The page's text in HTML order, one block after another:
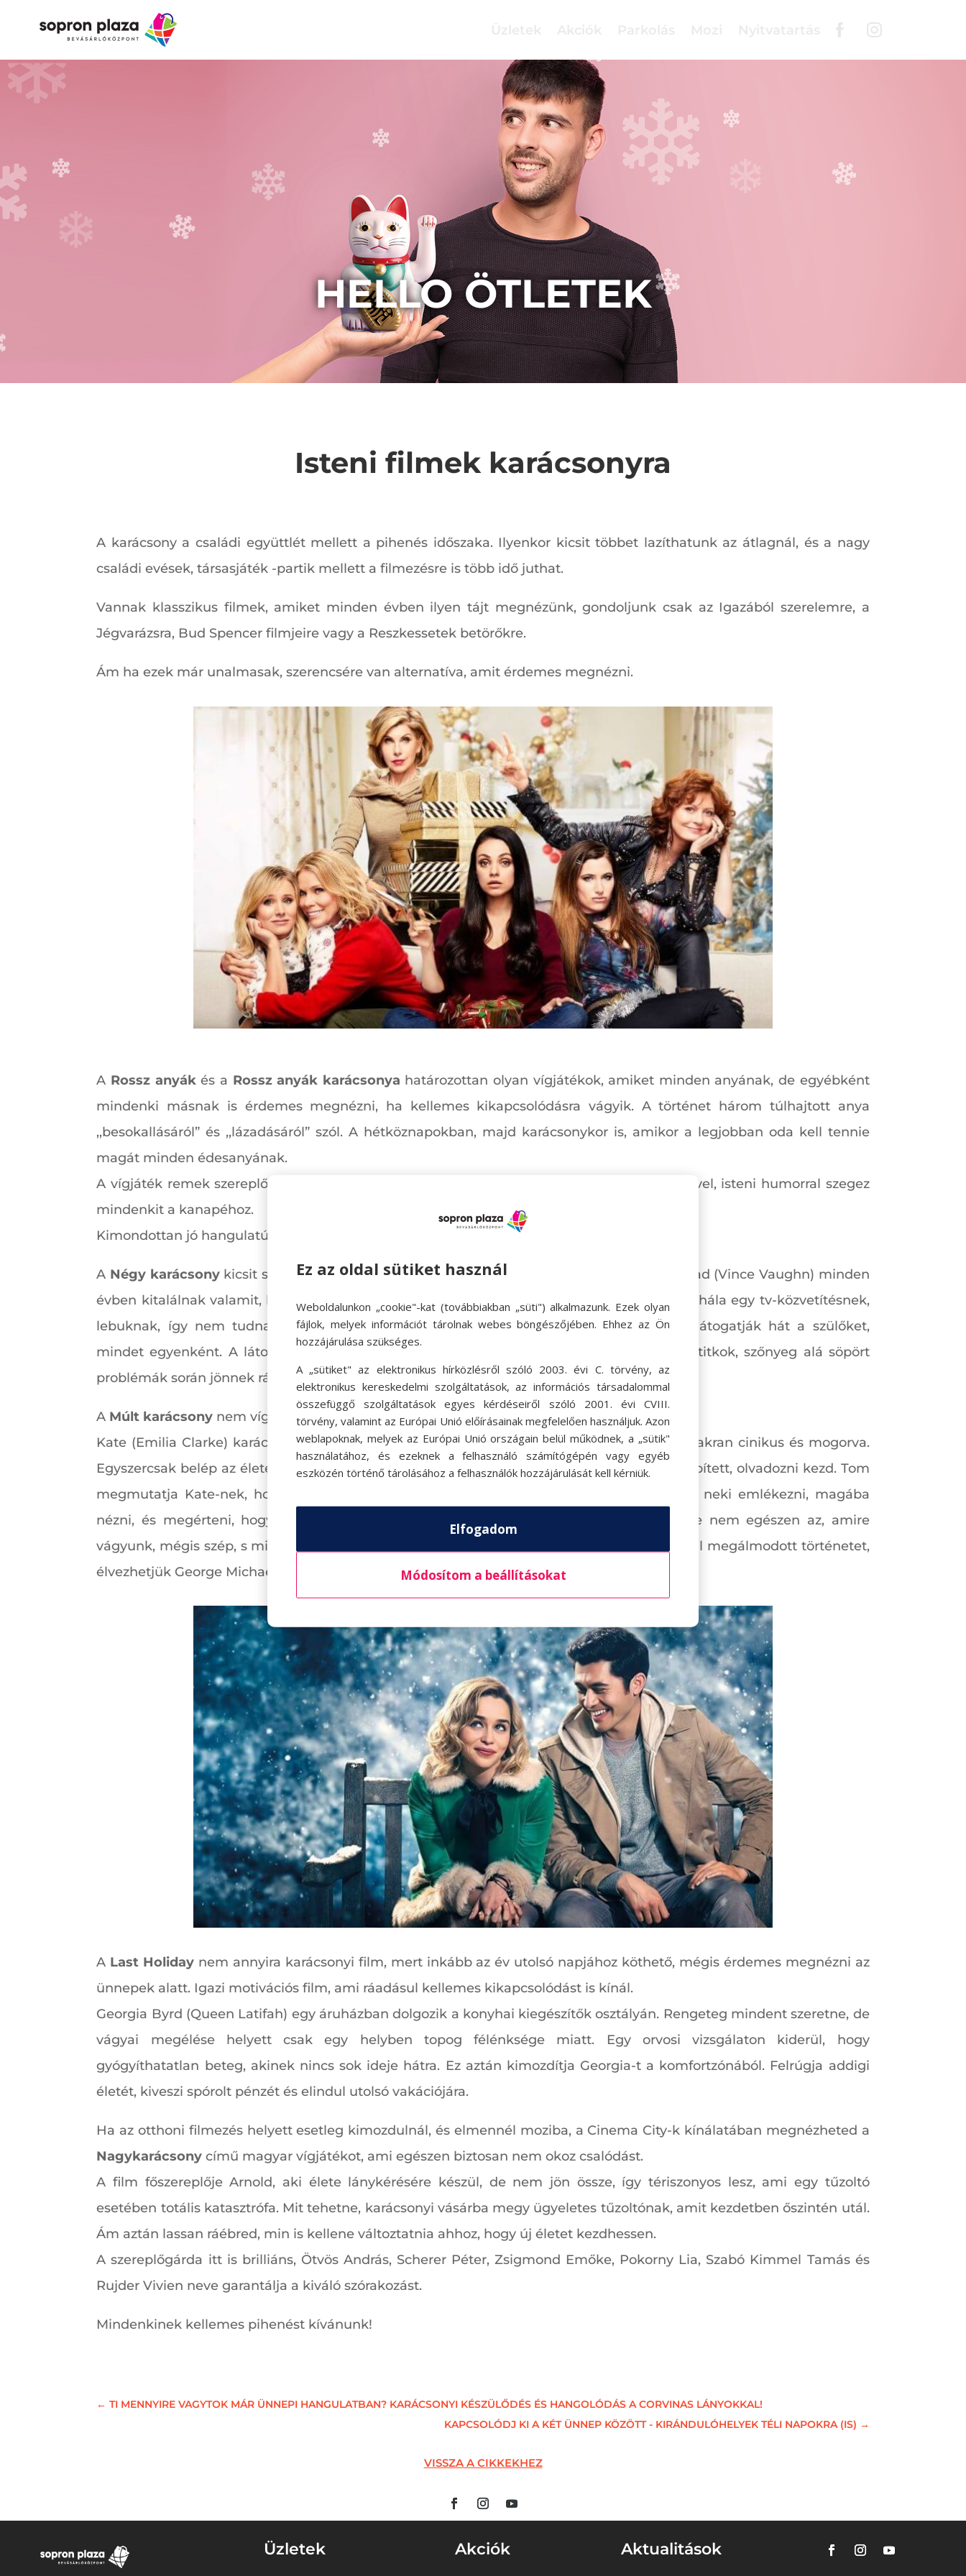
HELLO ÖTLETEK
Isteni filmek karácsonyra
A karácsony a családi együttlét mellett a pihenés időszaka. Ilyenkor kicsit többet lazíthatunk az átlagnál, és a nagy
családi evések, társasjáték -partik mellett a filmezésre is több idő juthat.
Vannak klasszikus filmek, amiket minden évben ilyen tájt megnézünk, gondoljunk csak az Igazából szerelemre, a
Jégvarázsra, Bud Spencer filmjeire vagy a Reszkessetek betörőkre.
Ám ha ezek már unalmasak, szerencsére van alternatíva, amit érdemes megnézni.
A Rossz anyákés a Rossz anyák karácsonya határozottan olyan vígjátékok, amiket minden anyának, de egyébként
mindenki másnak is érdemes megnézni, ha kellemes kikapcsolódásra vágyik. A történet három túlhajtott anya
,,besokallásáról” és ,,lázadásáról” szól. A hétköznapokban, majd karácsonykor is, amikor a legjobban oda kell tennie
magát minden édesanyának.
A vígjáték remek szereplőgárdával – Mila Kunis, Kathryn Hahn és Kristen Bell főszereplésével, isteni humorral szegez
mindenkit a kanapéhoz.
Kimondottan jó hangulatú filmek, amik jól esnek egy kis bejgli mellé.
A Négy karácsonykicsit szórakoztat, kicsit elgondolkodtat. Kate (Reese Witherspoon) és Brad (Vince Vaughn) minden
évben kitalálnak valamit, hogy ne kelljen részt venniük a családi karácsonyokon. Ám most, hála egy tv-közvetítésnek,
lebuknak, így nem tudnak hazugsággal meglógni. Kénytelenek ellátogatni haza. Végiglátogatják hát a szülőket,
mindet egyenként. A látogatások során rengeteg mindennel kell szembesülniük. Családi titkok, szőnyeg alá söpört
problémák során jönnek rá, mit is akarnak valójában egymástól.
A Múlt karácsony nem vígjáték, mégsem szabad kihagyni.
Kate (Emilia Clarke) karácsonyi manóként dolgozik egy üzletben, de életunt, kedvetlen, gyakran cinikus és mogorva.
Egyszercsak belép az életébe a szép mosolyú Tom, és Kate jégpáncélja, amit a szíve köré épített, olvadozni kezd. Tom
megmutatja Kate-nek, hogy mennyire más a világ, ha más perspektívából nézzük, segít neki emlékezni, magába
nézni, és megérteni, hogy néha bizony nem árt, ha a szívünkre hallgatunk. A film vége nem egészen az, amire
vágyunk, mégis szép, s miközben nézzük az Emma Thompson, az Oscar-díjas színésznő által megálmodott történetet,
élvezhetjük George Michael varázslatos zenéjét is.
A Last Holiday nem annyira karácsonyi film, mert inkább az év utolsó napjához köthető, mégis érdemes megnézni az
ünnepek alatt. Igazi motivációs film, ami ráadásul kellemes kikapcsolódást is kínál.
Georgia Byrd (Queen Latifah) egy áruházban dolgozik a konyhai kiegészítők osztályán. Rengeteg mindent szeretne, de
vágyai megélése helyett csak egy helyben topog félénksége miatt. Egy orvosi vizsgálaton kiderül, hogy
gyógyíthatatlan beteg, akinek nincs sok ideje hátra. Ez aztán kimozdítja Georgia-t a komfortzónából. Felrúgja addigi
életét, kiveszi spórolt pénzét és elindul utolsó vakációjára.
Ha az otthoni filmezés helyett esetleg kimozdulnál, és elmennél moziba, a Cinema City-k kínálatában megnézheted a
Nagykarácsony című magyar vígjátékot, ami egészen biztosan nem okoz csalódást.
A film főszereplője Arnold, aki élete lánykérésére készül, de nem jön össze, így tériszonyos lesz, ami egy tűzoltó
esetében totális katasztrófa. Mit tehetne, karácsonyi vásárba megy ügyeletes tűzoltónak, amit kezdetben őszintén utál.
Ám aztán lassan ráébred, min is kellene változtatnia ahhoz, hogy új életet kezdhessen.
A szereplőgárda itt is brilliáns, Ötvös András, Scherer Péter, Zsigmond Emőke, Pokorny Lia, Szabó Kimmel Tamás és
Rujder Vivien neve garantálja a kiváló szórakozást.
Mindenkinek kellemes pihenést kívánunk!
←TI MENNYIRE VAGYTOK MÁR ÜNNEPI HANGULATBAN? KARÁCSONYI KÉSZÜLŐDÉS ÉS HANGOLÓDÁS A CORVINAS LÁNYOKKAL!
KAPCSOLÓDJ KI A KÉT ÜNNEP KÖZÖTT - KIRÁNDULÓHELYEK TÉLI NAPOKRA (IS) →
VISSZA A CIKKEKHEZ
Üzletek Akciók
Aktualitások
Ez az oldal sütiket használ
Weboldalunkon „cookie"-kat (továbbiakban „süti") alkalmazunk. Ezek olyan
fájlok, melyek információt tárolnak webes böngészőjében. Ehhez az Ön
hozzájárulása szükséges.
A „sütiket" az elektronikus hírközlésről szóló 2003. évi C. törvény, az
elektronikus kereskedelmi szolgáltatások, az információs társadalommal
összefüggő szolgáltatások egyes kérdéseiről szóló 2001. évi CVIII.
törvény, valamint az Európai Unió előírásainak megfelelően használjuk. Azon
weblapoknak, melyek az Európai Unió országain belül működnek, a „sütik"
használatához, és ezeknek a felhasználó számítógépén vagy egyéb
eszközén történő tárolásához a felhasználók hozzájárulását kell kérniük.
Elfogadom
Módosítom a beállításokat